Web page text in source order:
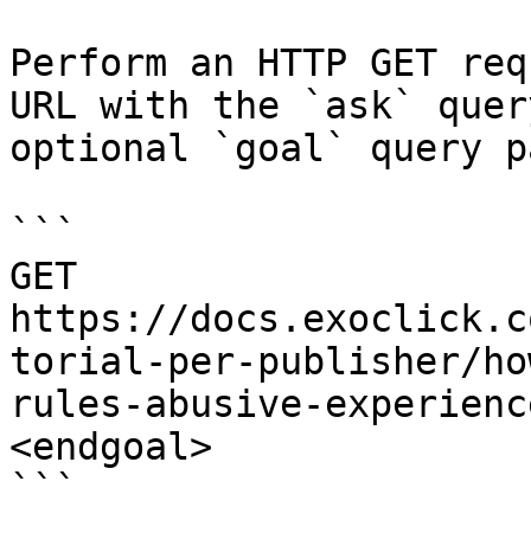
Perform an HTTP GET
URL with the `ask`
optional `goal` query
```
GET
https://
torial-per-publisher/
rules-abusive-
<endgoal>
```